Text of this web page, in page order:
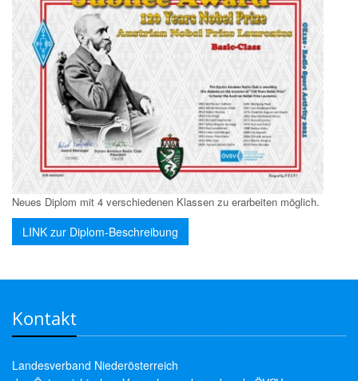
Neues Diplom mit 4 verschiedenen Klassen zu erarbeiten möglich.
LINK zur Diplom-Beschreibung
Kontakt
Landesverband Niederösterreich